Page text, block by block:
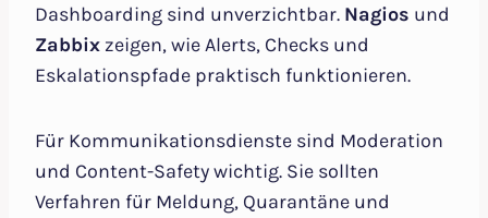
Dashboarding sind unverzichtbar. Nagios und
Zabbix zeigen, wie Alerts, Checks und
Eskalationspfade praktisch funktionieren.
Für Kommunikationsdienste sind Moderation
und Content-Safety wichtig. Sie sollten
Verfahren für Meldung, Quarantäne und